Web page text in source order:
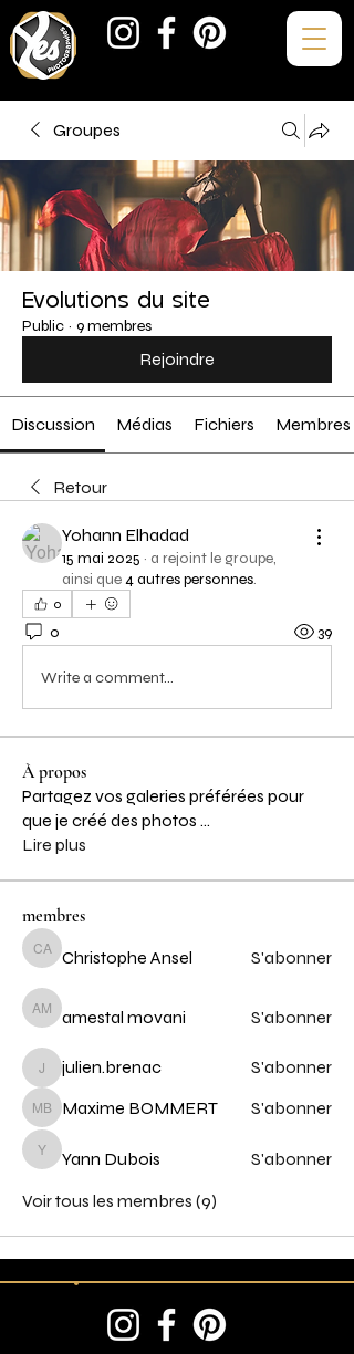
Groupes
Evolutions du site
Public · 9 membres
Rejoindre
Discussion Médias Fichiers Membres
Retour
Yohann Elhadad
15 mai 2025 · a rejoint le groupe,
ainsi que4 autres personnes.
0
0 39
Write a comment...
À propos
Partagez vos galeries préférées pour
que je créé des photos ...
Lire plus
membres
Christophe Ansel
Christophe Ansel S'abonner
amestal movani
amestal movani S'abonner
julien.brenac
julien.brenac S'abonner
Maxime BOMMERT
Maxime BOMMERT S'abonner
Yann Dubois
Yann Dubois
S'abonner
Voir tous les membres (9)